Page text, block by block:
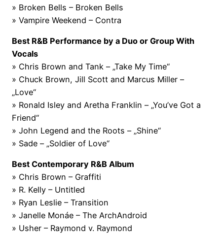
» Broken Bells – Broken Bells
» Vampire Weekend – Contra
Best R&B Performance by a Duo or Group With
Vocals
» Chris Brown and Tank – „Take My Time“
» Chuck Brown, Jill Scott and Marcus Miller –
„Love“
» Ronald Isley and Aretha Franklin – „You’ve Got a
Friend“
» John Legend and the Roots – „Shine“
» Sade – „Soldier of Love“
Best Contemporary R&B Album
» Chris Brown – Graffiti
» R. Kelly – Untitled
» Ryan Leslie – Transition
» Janelle Monáe – The ArchAndroid
» Usher – Raymond v. Raymond